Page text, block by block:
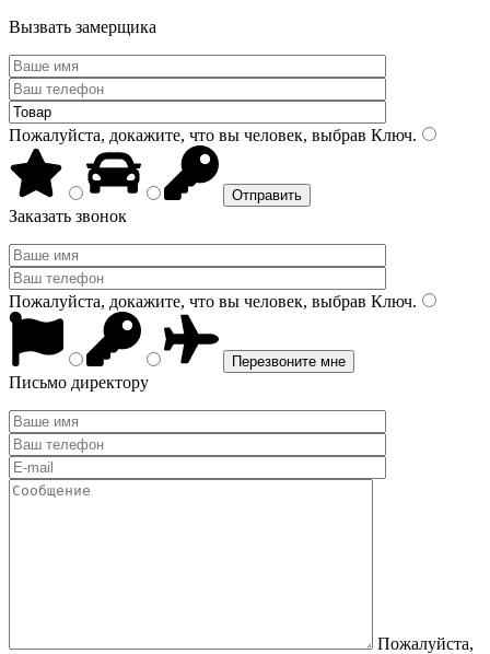
Вызвать замерщика
Пожалуйста, докажите, что вы человек, выбрав Ключ.
Заказать звонок
Пожалуйста, докажите, что вы человек, выбрав Ключ.
Письмо директору
Пожалуйста,